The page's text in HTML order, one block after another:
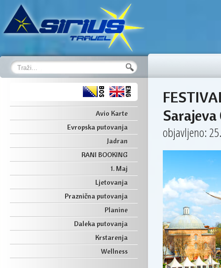
Avio Karte
Evropska putovanja
Jadran
RANI BOOKING
1. Maj
Ljetovanja
Praznična putovanja
Planine
Daleka putovanja
Krstarenja
Wellness
objavljeno: